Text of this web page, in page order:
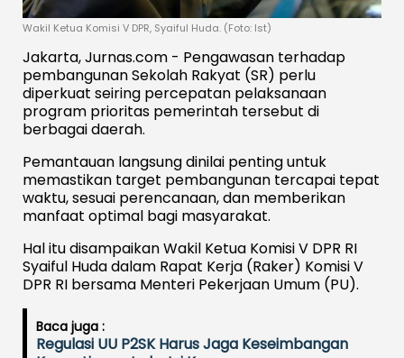
Wakil Ketua Komisi V DPR, Syaiful Huda. (Foto: Ist)
Jakarta, Jurnas.com - Pengawasan terhadap
pembangunan Sekolah Rakyat (SR) perlu
diperkuat seiring percepatan pelaksanaan
program prioritas pemerintah tersebut di
berbagai daerah.
Pemantauan langsung dinilai penting untuk
memastikan target pembangunan tercapai tepat
waktu, sesuai perencanaan, dan memberikan
manfaat optimal bagi masyarakat.
Hal itu disampaikan Wakil Ketua Komisi V DPR RI
Syaiful Huda dalam Rapat Kerja (Raker) Komisi V
DPR RI bersama Menteri Pekerjaan Umum (PU).
Baca juga :
Regulasi UU P2SK Harus Jaga Keseimbangan